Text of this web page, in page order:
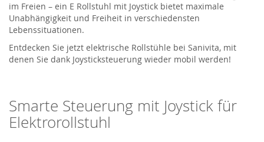
im Freien – ein E Rollstuhl mit Joystick bietet maximale
Unabhängigkeit und Freiheit in verschiedensten
Lebenssituationen.
Entdecken Sie jetzt elektrische Rollstühle bei Sanivita, mit
denen Sie dank Joysticksteuerung wieder mobil werden!
Smarte Steuerung mit Joystick für
Elektrorollstuhl